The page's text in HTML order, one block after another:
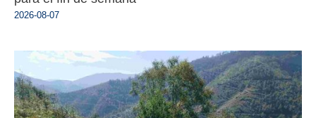
2026-08-07